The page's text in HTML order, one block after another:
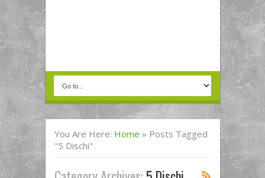
You Are Here: Home » Posts Tagged
"5 Dischi"